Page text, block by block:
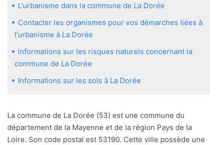
L'urbanisme dans la commune de La Dorée
Contacter les organismes pour vos démarches liées à
l'urbanisme à La Dorée
Informations sur les risques naturels concernant la
commune de La Dorée
Informations sur les sols à La Dorée
La commune de La Dorée (53) est une commune du
département de la Mayenne et de la région Pays de la
Loire. Son code postal est 53190. Cette ville possède une